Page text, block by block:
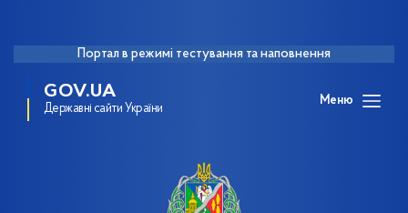
Портал в режимі тестування та наповнення
GOV.UA
Державні сайти України
Меню